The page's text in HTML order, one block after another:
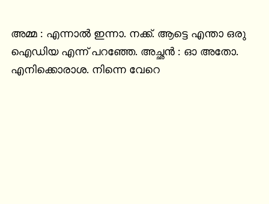
അമ്മ : എന്നാൽ ഇന്നാ. നക്ക്. ആട്ടെ എന്താ ഒരു
ഐഡിയ എന്ന് പറഞ്ഞേ. അച്ഛൻ : ഓ അതോ.
എനിക്കൊരാശ. നിന്നെ വേറെ